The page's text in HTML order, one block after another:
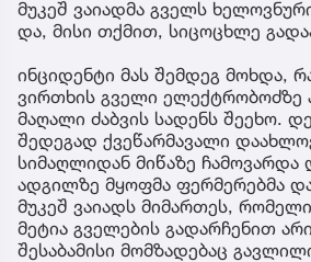
მუკეშ ვაიადმა გველს
და, მისი თქმით, სიცოცხლე
ინციდენტი მას შემდეგ მოხდა,
ვირთხის გველი ელექტრობოძზე
მაღალი ძაბვის სადენს შეეხო.
შედეგად ქვეწარმავალი
სიმაღლიდან მიწაზე
ადგილზე მყოფმა ფერმერებმა
მუკეშ ვაიადს მიმართეს,
მეტია გველების გადარჩენით
შესაბამისი მომზადებაც